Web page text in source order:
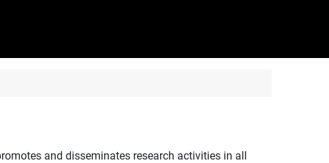
and disseminates research activities in all